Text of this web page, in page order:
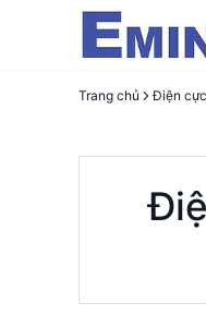
Trang chủ Điện